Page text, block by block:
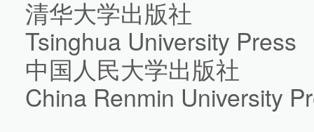
清华大学出版社
Tsinghua University Press
中国人民大学出版社
China Renmin University